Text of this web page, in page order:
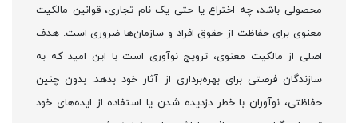
محصولی باشد، چه اختراع یا حتی یک نام تجاری، قوانین مالکیت
معنوی برای حفاظت از حقوق افراد و سازمان‌ها ضروری است. هدف
اصلی از مالکیت معنوی، ترویج نوآوری است با این امید که به
سازندگان فرصتی برای بهره‌برداری از آثار خود بدهد. بدون چنین
حفاظتی، نوآوران با خطر دزدیده شدن یا استفاده از ایده‌های خود